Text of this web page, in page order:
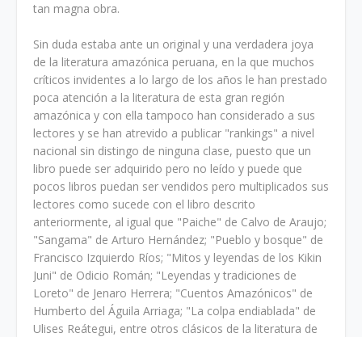
tan magna obra.
Sin duda estaba ante un original y una verdadera joya
de la literatura amazónica perua­na, en la que muchos
críticos invidentes a lo largo de los años le han prestado
poca atención a la literatura de esta gran región
amazónica y con ella tampoco han considerado a sus
lec­tores y se han atrevido a publicar "rankings" a nivel
nacional sin distingo de ninguna clase, puesto que un
libro puede ser adquirido pero no leído y puede que
pocos libros puedan ser vendidos pero multiplicados sus
lectores como sucede con el libro descrito
anteriormente, al igual que "Paiche" de Calvo de Araujo;
"Sangama" de Arturo Hernández; "Pueblo y bos­que" de
Francisco Izquierdo Ríos; "Mitos y leyendas de los Kikin
Juni" de Odicio Román; "Leyendas y tradiciones de
Loreto" de Jenaro Herrera; "Cuentos Amazónicos" de
Hum­berto del Águila Arriaga; "La colpa endiablada" de
Ulises Reátegui, entre otros clásicos de la literatura de